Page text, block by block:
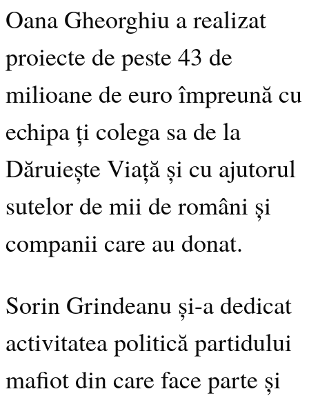
Oana Gheorghiu a realizat
proiecte de peste 43 de
milioane de euro împreună cu
echipa ți colega sa de la
Dăruiește Viață și cu ajutorul
sutelor de mii de români și
companii care au donat.
Sorin Grindeanu și-a dedicat
activitatea politică partidului
mafiot din care face parte și